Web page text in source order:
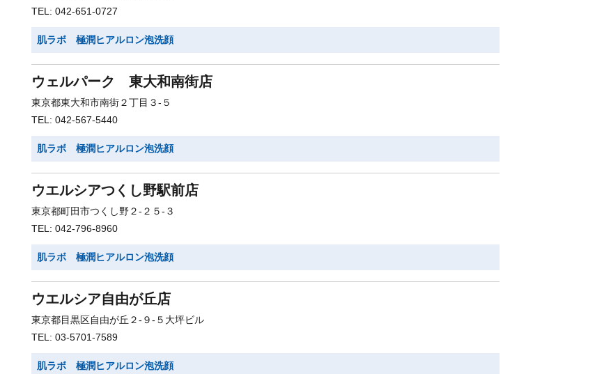
TEL: 042-651-0727
肌ラボ 極潤ヒアルロン泡洗顔
ウェルパーク 東大和南街店
東京都東大和市南街２丁目３-５
TEL: 042-567-5440
肌ラボ 極潤ヒアルロン泡洗顔
ウエルシアつくし野駅前店
東京都町田市つくし野２-２５-３
TEL: 042-796-8960
肌ラボ 極潤ヒアルロン泡洗顔
ウエルシア自由が丘店
東京都目黒区自由が丘２-９-５大坪ビル
TEL: 03-5701-7589
肌ラボ 極潤ヒアルロン泡洗顔